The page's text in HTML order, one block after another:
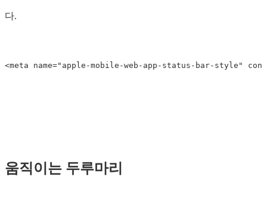
다.
<meta name="apple-mobile-web-app-status-bar-style"
움직이는 두루마리